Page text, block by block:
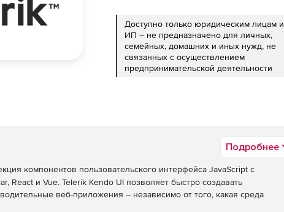
Доступно только юридическим лицам и
ИП – не предназначено для личных,
семейных, домашних и иных нужд, не
связанных с осуществлением
предпринимательской деятельности
Подробнее
компонентов пользовательского интерфейса JavaScript с
React и Vue. Telerik Kendo UI позволяет быстро создавать
веб-приложения – независимо от того, какая среда